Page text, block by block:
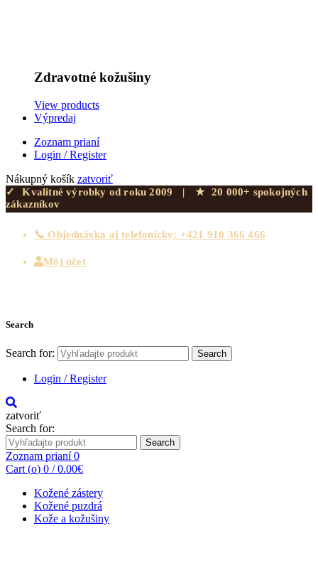
Zdravotné kožušiny
View products
Výpredaj
Zoznam prianí
Login / Register
Nákupný košík zatvoriť
✓ Kvalitné výrobky od roku 2009 | ★
20 000+ spokojných
zákazníkov
📞 Objednávka aj telefonicky: +421 910 366 466
Môj účet
Search
Search for: Search
Login / Register
zatvoriť
Search for:
Search
Zoznam prianí0
Cart (o) 0 / 0.00€
Kožené zástery
Kožené puzdrá
Kože a kožušiny